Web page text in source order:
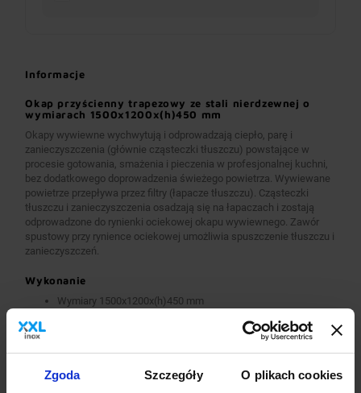
Zgoda Szczegóły O plikach cookies
Informacje
Okap przyścienny trapezowy ze stali nierdzewnej o
wymiarach 1500x1200x(h)450 mm
Okapy wywiewne wychwytują i odprowadzają ciepło, parę i
zanieczyszczenia (głównie cząsteczki tłuszczu) powstające w
procesie gotowania, smażenia i pieczenia w profesjonalnej kuchni,
bez dodatkowego doprowadzenia świeżego powietrza. Wywiewane
powietrze przepływa przez filtry (łapacze tłuszczu). Cząsteczki
tłuszczu i zanieczyszczenia osadzają się na łapaczach i zostają
odprowadzone do rynienki ociekowej okapu wywiewnego. Zawór
spustowy przy rynience ociekowej umożliwia spuszczenie tłuszczu i
zanieczyszczeń.
Wykonanie
Wymiary 1500x1200x(h)450 mm
Okapy wywiewne o wymiarach A>2600 mm wykonane są w
wersji łączonej (skręcanej) z dwóch lub więcej przelotowych
Okapy wyposażone są w system otworów i zawiesi